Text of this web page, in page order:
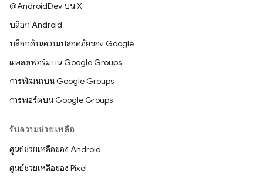
@AndroidDev บน X
บล็อก Android
บล็อกด้านความปลอดภัยของ Google
แพลตฟอร์มบน Google Groups
การพัฒนาบน Google Groups
การพอร์ตบน Google Groups
รับความช่วยเหลือ
ศูนย์ช่วยเหลือของ Android
ศูนย์ช่วยเหลือของ Pixel